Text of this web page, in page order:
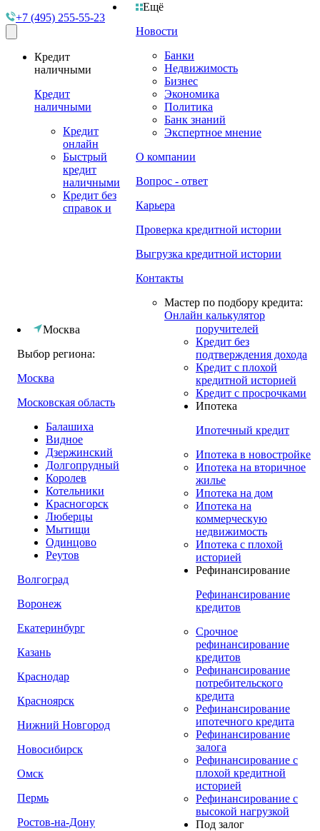
Ещё
Новости
Банки
Недвижимость
Бизнес
Экономика
Политика
Банк знаний
Экспертное мнение
О компании
Вопрос - ответ
Карьера
Проверка кредитной истории
Выгрузка кредитной истории
Контакты
Мастер по подбору кредита:
Онлайн калькулятор
Москва
Выбор региона:
Москва
Московская область
Балашиха
Видное
Дзержинский
Долгопрудный
Королев
Котельники
Красногорск
Люберцы
Мытищи
Одинцово
Реутов
Волгоград
Воронеж
Екатеринбург
Казань
Краснодар
Красноярск
Нижний Новгород
Новосибирск
Омск
Пермь
Ростов-на-Дону
+7 (495) 255-55-23
Кредит
наличными
Кредит
наличными
Кредит
онлайн
Быстрый
кредит
наличными
Кредит без
справок и
поручителей
Кредит без
подтверждения дохода
Кредит с плохой
кредитной историей
Кредит с просрочками
Ипотека
Ипотечный кредит
Ипотека в новостройке
Ипотека на вторичное
жилье
Ипотека на дом
Ипотека на
коммерческую
недвижимость
Ипотека с плохой
историей
Рефинансирование
Рефинансирование
кредитов
Срочное
рефинансирование
кредитов
Рефинансирование
потребительского
кредита
Рефинансирование
ипотечного кредита
Рефинансирование
залога
Рефинансирование с
плохой кредитной
историей
Рефинансирование с
высокой нагрузкой
Под залог